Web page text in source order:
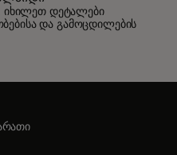
იხილეთ დეტალები
და გამოცდილების